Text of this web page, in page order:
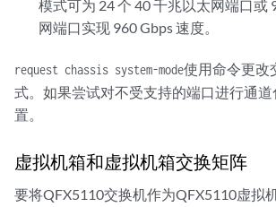
模式可为 24 个 40 千兆以太网端口或
网端口实现 960 Gbps 速度。
request chassis system-mode使用命令更改
式。如果尝试对不受支持的端口进行通
置。
虚拟机箱和虚拟机箱交换矩阵
要将QFX5110交换机作为QFX5110虚拟